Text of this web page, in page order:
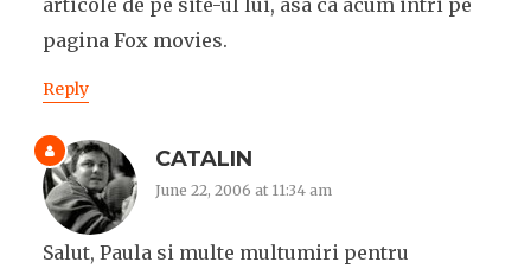
articole de pe site-ul lui, asa ca acum intri pe
pagina Fox movies.
Reply
CATALIN
June 22, 2006 at 11:34 am
Salut, Paula si multe multumiri pentru